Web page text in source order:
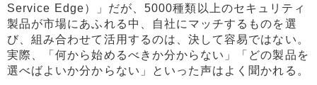
Service Edge）」だが、5000種類以上のセキュリティ
製品が市場にあふれる中、自社にマッチするものを選
び、組み合わせて活用するのは、決して容易ではない。
実際、「何から始めるべきか分からない」「どの製品を
選べばよいか分からない」といった声はよく聞かれる。